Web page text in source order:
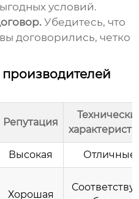
условий.
Убедитесь, что
договорились, четко
Репутация
Высокая Отличные
Хорошая